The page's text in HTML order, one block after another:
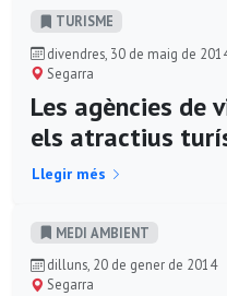
TURISME
divendres, 30 de maig de
Segarra
Les agències de
els atractius
Llegir més
MEDI AMBIENT
dilluns, 20 de gener de 2014
Segarra